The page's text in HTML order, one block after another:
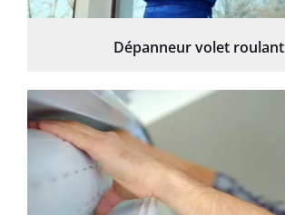
Dépanneur volet roulant